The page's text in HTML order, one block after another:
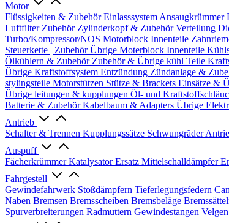
Motor
Flüssigkeiten & ZubehörEinlasssystem Ansaugkrümmer
Luftfilter Zubehör Zylinderkopf & ZubehörVerteilung
Turbo/Kompressor/NOS Motorblock Innenteile
Steuerkette | ZubehörÜbrige Moterblock Innenteile
Ölkühlern & Zubehör Zubehör & Übrige kühl Teile
Übrige Kraftstoffsystem Entzündung Zündanlage &
stylingsteile Motorstützen Stütze & Brackets Einsätze &
Übrige leitungen & kupplungen Öl- und
Batterie & ZubehörKabelbaum & Adapters Übrige
Antrieb
Schalter & Trennen Kupplungssätze Schwungräder
Auspuff
FächerkrümmerKatalysator Ersatz Mittelschalldämpfer
Fahrgestell
Gewindefahrwerk Stoßdämpfern Tieferlegungsfedern
Naben Bremsen Bremsscheiben Bremsbeläge
Spurverbreiterungen Radmuttern Gewindestangen